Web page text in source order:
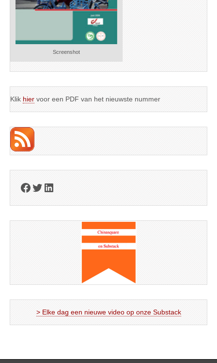
Screenshot
Klik hier voor een PDF van het nieuwste nummer
Facebook
Twitter
LinkedIn
> Elke dag een nieuwe video op onze Substack